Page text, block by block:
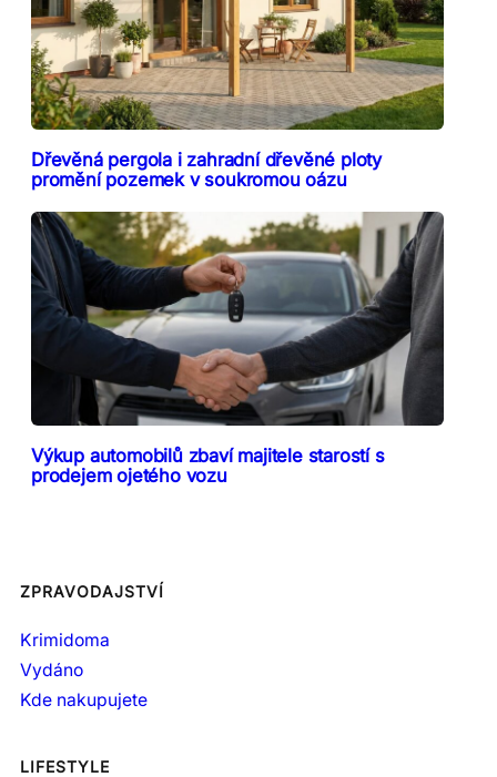
Dřevěná pergola i zahradní dřevěné ploty
promění pozemek v soukromou oázu
Výkup automobilů zbaví majitele starostí s
prodejem ojetého vozu
ZPRAVODAJSTVÍ
Krimidoma
Vydáno
Kde nakupujete
LIFESTYLE